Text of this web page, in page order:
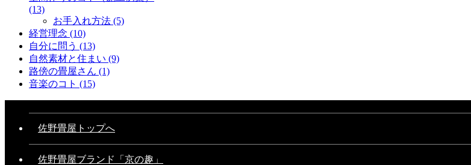
(13)
お手入れ方法 (5)
経営理念 (10)
自分に問う (13)
自然素材と住まい (9)
路傍の畳屋さん (1)
音楽のコト (15)
佐野畳屋トップへ
佐野畳屋ブランド「京の趣」